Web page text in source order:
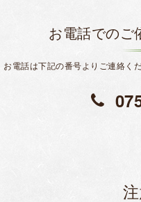
お電話でのご
お電話は下記の番号よりご連絡くだ